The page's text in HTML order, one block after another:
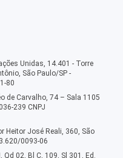
Unidas, 14.401 - Torre
São Paulo/SP -
80
de Carvalho, 74 – Sala 1105
239 CNPJ
Heitor José Reali, 360, São
0093-06
02, Bl C, 109, Sl 301, Ed.